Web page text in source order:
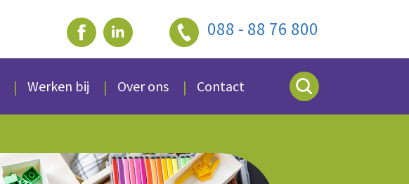
088 - 88 76 800
Werken bij Over ons Contact